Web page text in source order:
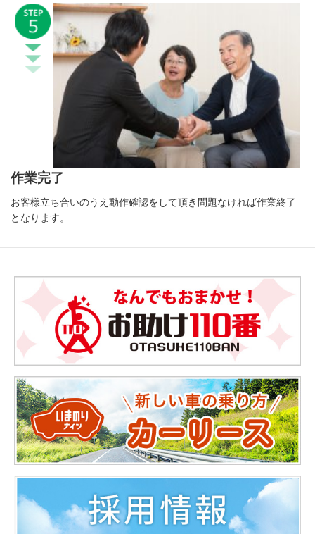
作業完了
お客様立ち合いのうえ動作確認をして頂き問題なければ作業終了
となります。